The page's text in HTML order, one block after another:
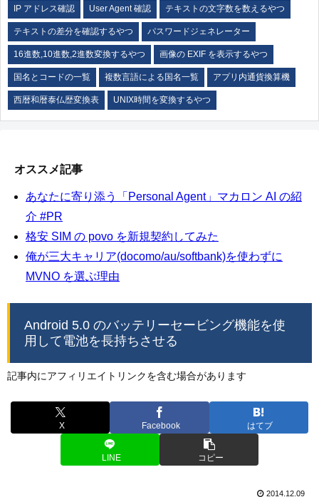
IP アドレス確認 User Agent 確認 テキストの文字数を数えるやつ
テキストの差分を確認するやつ パスワードジェネレーター
16進数,10進数,2進数変換するやつ 画像の EXIF を表示するやつ
国名とコードの一覧 複数言語による国名一覧 アプリ内通貨換算機
西暦和暦泰仏歴変換表 UNIX時間を変換するやつ
オススメ記事
あなたに寄り添う「Personal Agent」マカロン AI の紹
介 #PR
格安 SIM の povo を新規契約してみた
俺が三大キャリア(docomo/au/softbank)を使わずに
MVNO を選ぶ理由
Android 5.0 のバッテリーセービング機能を使
用して電池を長持ちさせる
記事内にアフィリエイトリンクを含む場合があります
X Facebook はてブ
LINE コピー
2014.12.09